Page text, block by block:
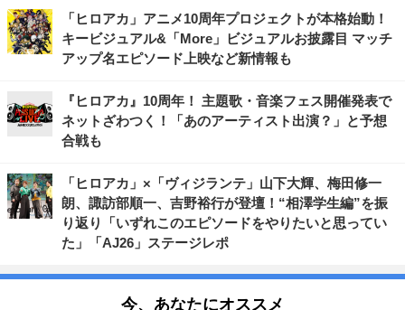
「ヒロアカ」アニメ10周年プロジェクトが本格始動！
キービジュアル&「More」ビジュアルお披露目 マッチ
アップ名エピソード上映など新情報も
『ヒロアカ』10周年！ 主題歌・音楽フェス開催発表で
ネットざわつく！「あのアーティスト出演？」と予想
合戦も
「ヒロアカ」×「ヴィジランテ」山下大輝、梅田修一
朗、諏訪部順一、吉野裕行が登壇！“相澤学生編”を振
り返り「いずれこのエピソードをやりたいと思ってい
た」「AJ26」ステージレポ
今、あなたにオススメ